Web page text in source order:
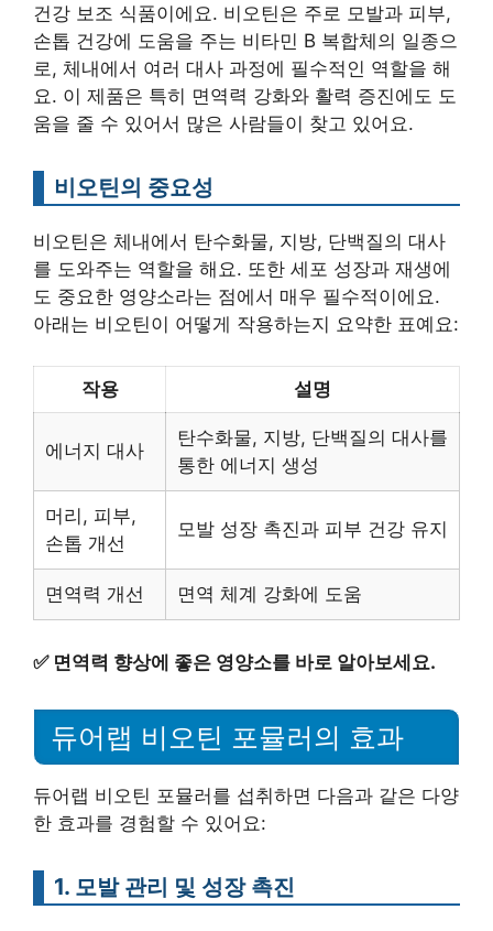
건강 보조 식품이에요. 비오틴은 주로 모발과 피부,
손톱 건강에 도움을 주는 비타민 B 복합체의 일종으
로, 체내에서 여러 대사 과정에 필수적인 역할을 해
요. 이 제품은 특히 면역력 강화와 활력 증진에도 도
움을 줄 수 있어서 많은 사람들이 찾고 있어요.
비오틴의 중요성
비오틴은 체내에서 탄수화물, 지방, 단백질의 대사
를 도와주는 역할을 해요. 또한 세포 성장과 재생에
도 중요한 영양소라는 점에서 매우 필수적이에요.
아래는 비오틴이 어떻게 작용하는지 요약한 표예요:
작용 설명
에너지 대사
탄수화물, 지방, 단백질의 대사를
통한 에너지 생성
머리, 피부,
손톱 개선
모발 성장 촉진과 피부 건강 유지
면역력 개선 면역 체계 강화에 도움
✅ 면역력 향상에 좋은 영양소를 바로 알아보세요.
듀어랩 비오틴 포뮬러의 효과
듀어랩 비오틴 포뮬러를 섭취하면 다음과 같은 다양
한 효과를 경험할 수 있어요:
1. 모발 관리 및 성장 촉진